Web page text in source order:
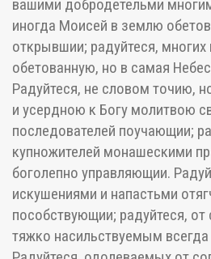
вашими добродетельми
иногда Моисей в землю
открывшии; радуйтеся,
обетованную, но в самая
Радуйтеся, не словом точию,
и усердною к Богу молитвою
последователей поучающии;
купножителей монашескими
боголепно управляющии.
искушениями и напастьми
пособствующии; радуйтеся,
тяжко насильствуемым